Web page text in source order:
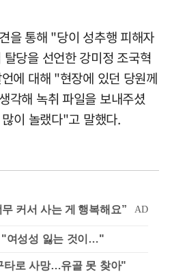
을 통해 "당이 성추행 피해자
당을 선언한 강미정 조국혁
에 대해 "현장에 있던 당원께
각해 녹취 파일을 보내주셨
이 놀랬다"고 말했다.
"여성성 잃는 것이…"
타로 사망…유골 못 찾아"